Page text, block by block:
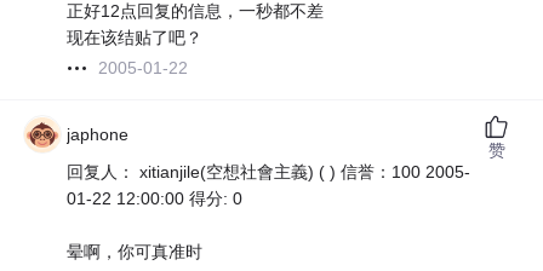
正好12点回复的信息，一秒都不差
现在该结贴了吧？
2005-01-22
japhone
回复人： xitianjile(空想社會主義) ( ) 信誉：100 2005-
01-22 12:00:00 得分: 0
晕啊，你可真准时
赞